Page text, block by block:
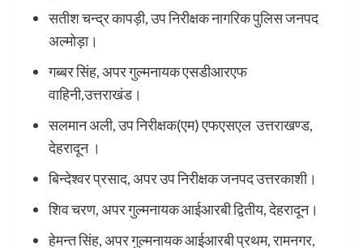
सतीश चन्द्र कापड़ी, उप निरीक्षक नागरिक पुलिस जनपद
अल्मोड़ा।
गब्बर सिंह, अपर गुल्मनायक एसडीआरएफ
वाहिनी,उत्तराखंड।
सलमान अली, उप निरीक्षक(एम) एफएसएल उत्तराखण्ड,
देहरादून ।
बिन्देश्वर प्रसाद, अपर उप निरीक्षक जनपद उत्तरकाशी।
शिव चरण, अपर गुल्मनायक आईआरबी द्वितीय, देहरादून।
हेमन्त सिंह, अपर गुल्मनायक आईआरबी प्रथम, रामनगर,